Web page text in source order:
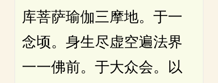
库菩萨瑜伽三摩地。于一
念顷。身生尽虚空遍法界
一一佛前。于大众会。以